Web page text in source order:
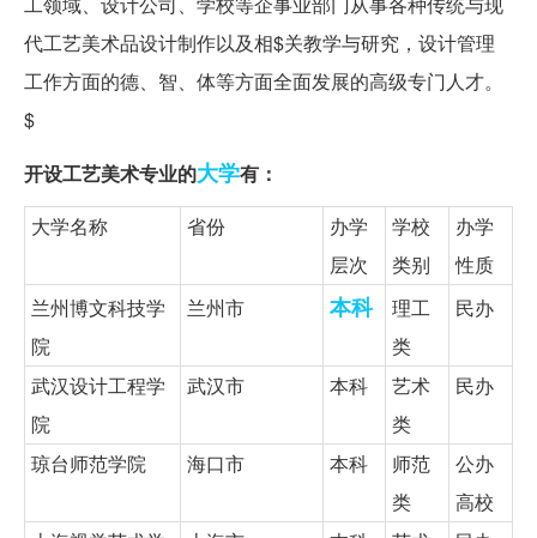
代工艺美术品设计制作以及相$关教学与研究，设计管理
工作方面的德、智、体等方面全面发展的高级专门人才。
$
开设工艺美术专业的大学有：
大学名称
省份
办学
层次
学校
类别
办学
性质
兰州博文科技学
院
兰州市 本科
理工
类
民办
武汉设计工程学
院
武汉市 本科
艺术
类
民办
琼台师范学院 海口市 本科
师范
类
公办
高校